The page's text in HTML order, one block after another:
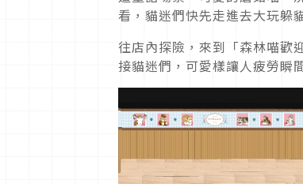
看，貓迷們快先走進去大玩躲
往店內探險，來到「森林喵歡
接貓迷們，可愛樣讓人疲勞瞬